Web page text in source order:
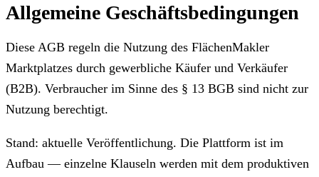
Allgemeine Geschäftsbedingungen
Diese AGB regeln die Nutzung des FlächenMakler
Marktplatzes durch gewerbliche Käufer und Verkäufer
(B2B). Verbraucher im Sinne des § 13 BGB sind nicht zur
Nutzung berechtigt.
Stand: aktuelle Veröffentlichung. Die Plattform ist im
Aufbau — einzelne Klauseln werden mit dem produktiven